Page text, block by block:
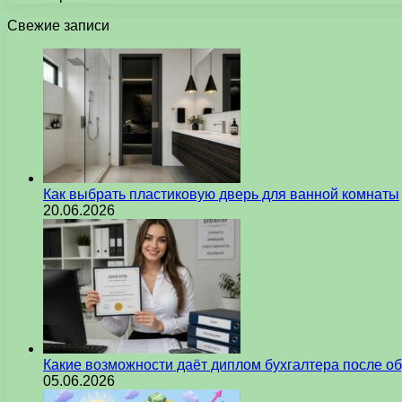
Свежие записи
Как выбрать пластиковую дверь для ванной комнаты
20.06.2026
Какие возможности даёт диплом бухгалтера после
05.06.2026